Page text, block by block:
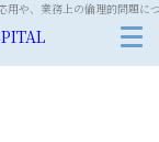
や、業務上の倫理的問題に